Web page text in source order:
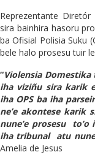
Reprezentante
sira bainhira hasoru
ba Ofisial Polisia Suku
bele halo prosesu tuir
“Violensia
iha viziñu sira karik
iha OPS ba iha
ne’e akontese karik
nune’e prosesu
iha tribunal atu
Amelia de Jesus